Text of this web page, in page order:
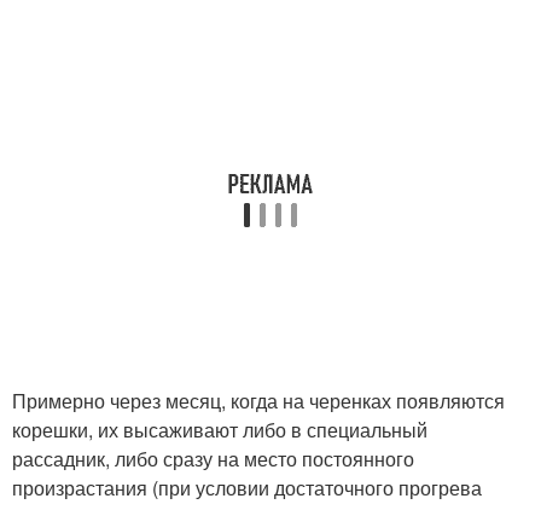
Примерно через месяц, когда на черенках появляются
корешки, их высаживают либо в специальный
рассадник, либо сразу на место постоянного
произрастания (при условии достаточного прогрева